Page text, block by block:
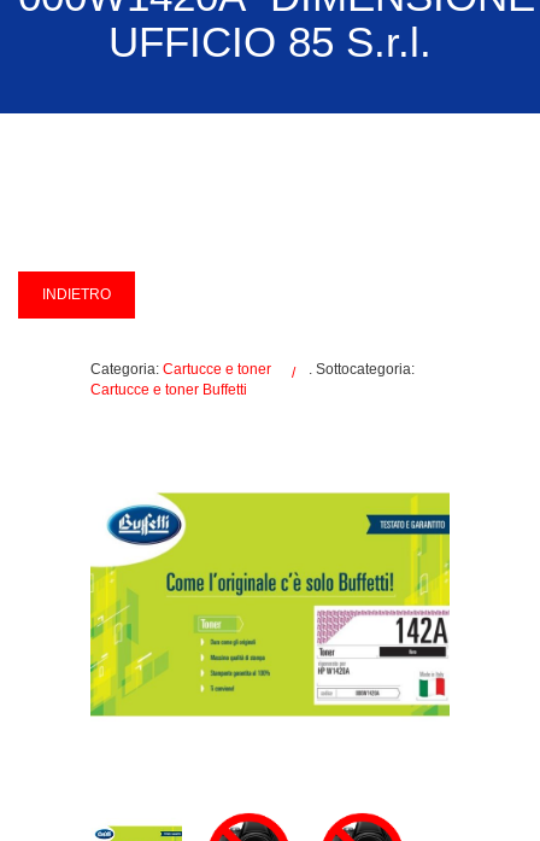
UFFICIO 85 S.r.l.
Categoria: Cartucce e toner
. Sottocategoria:
Cartucce e toner Buffetti